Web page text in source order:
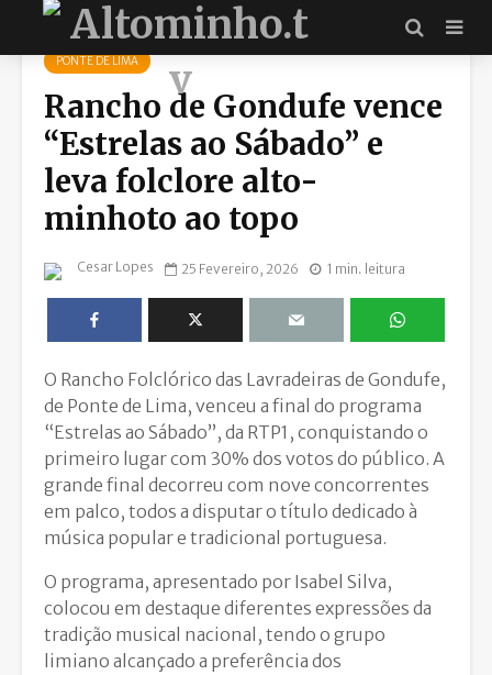
PONTE DE LIMA
Rancho de Gondufe vence
“Estrelas ao Sábado” e
leva folclore alto-
minhoto ao topo
Cesar Lopes 25 Fevereiro, 2026 1 min. leitura
O Rancho Folclórico das Lavradeiras de Gondufe,
de Ponte de Lima, venceu a final do programa
“Estrelas ao Sábado”, da RTP1, conquistando o
primeiro lugar com 30% dos votos do público. A
grande final decorreu com nove concorrentes
em palco, todos a disputar o título dedicado à
música popular e tradicional portuguesa.
O programa, apresentado por Isabel Silva,
colocou em destaque diferentes expressões da
tradição musical nacional, tendo o grupo
limiano alcançado a preferência dos